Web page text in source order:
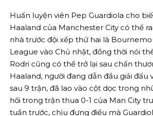
Huấn luyện viên Pep Guardiola cho
Haaland của Manchester City có thể
nhà trước đội xếp thứ hai là
League vào Chủ nhật, đồng thời nói
Rodri cũng có thể trở lại sau chấn
Haaland, người đang dẫn đầu giải đấu
sau 9 trận, đã lao vào cột dọc trong
hối trong trận thua 0-1 của Man City
tuần trước, chịu đựng điều mà